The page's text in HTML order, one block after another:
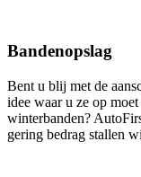
Bandenopslag
Bent u blij met de
idee waar u ze op
winterbanden?
gering bedrag stallen